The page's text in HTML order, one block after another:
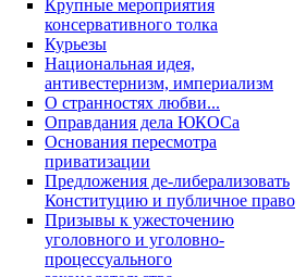
Крупные мероприятия
консервативного толка
Курьезы
Национальная идея,
антивестернизм, империализм
О странностях любви...
Оправдания дела ЮКОСа
Основания пересмотра
приватизации
Предложения де-либерализовать
Конституцию и публичное право
Призывы к ужесточению
уголовного и уголовно-
процессуального